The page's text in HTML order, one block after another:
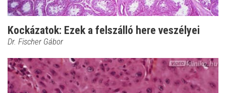
Kockázatok: Ezek a felszálló here veszélyei
Dr. Fischer Gábor